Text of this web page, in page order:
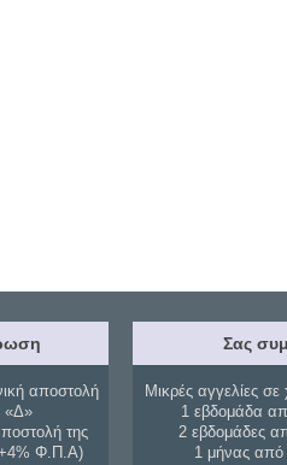
αποστολή
«Δ»
της
Φ.Π.Α)
Σας
Μικρές αγγελίες σε
1 εβδομάδα
2 εβδομάδες
1 μήνας